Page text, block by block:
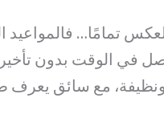
تمامًا… فالمواعيد
في الوقت بدون
ونظيفة، مع سائق